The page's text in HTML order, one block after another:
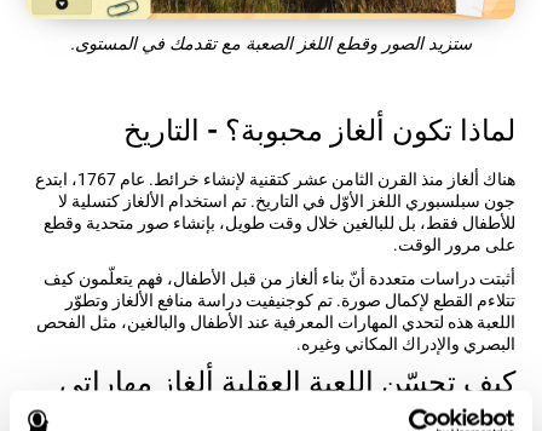
ستزيد الصور وقطع اللغز الصعبة مع تقدمك في المستوى.
لماذا تكون ألغاز محبوبة؟ - التاريخ
هناك ألغاز منذ القرن الثامن عشر كتقنية لإنشاء خرائط. عام 1767، ابتدع
جون سبلسبوري اللغز الأوّل في التاريخ. تم استخدام الألغاز كتسلية لا
للأطفال فقط، بل للبالغين خلال وقت طويل، بإنشاء صور متحدية وقطع
على مرور الوقت.
أثبتت دراسات متعددة أنّ بناء ألغاز من قبل الأطفال، فهم يتعلّمون كيف
تتلاءم القطع لإكمال صورة. تم كوجنيفيت دراسة منافع الألغاز وتطوّر
اللعبة هذه لتحدي المهارات المعرفية عند الأطفال والبالغين، مثل الفحص
البصري والإدراك المكاني وغيره.
كيف تحسّن اللعبة العقلية ألغاز مهاراتي
المعرفية؟